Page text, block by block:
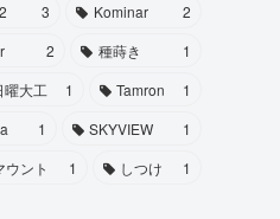
3 Kominar
2
2 種蒔き
1
曜大工 1 Tamron
1
1 SKYVIEW
1
ウント 1 しつけ 1